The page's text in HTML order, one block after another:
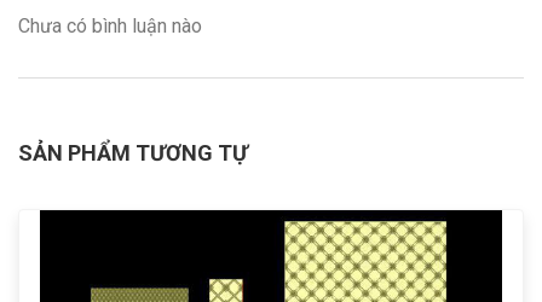
Chưa có bình luận nào
SẢN PHẨM TƯƠNG TỰ